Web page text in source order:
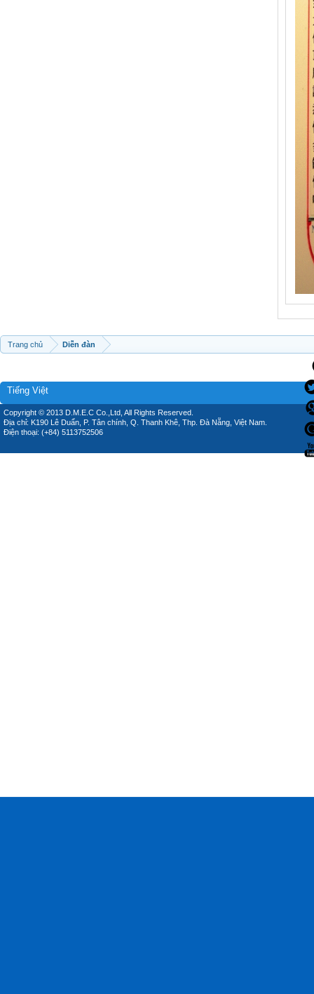
Trang chủ Diễn đàn
Tiếng Việt
Copyright © 2013 D.M.E.C Co.,Ltd, All Rights Reserved.
Địa chỉ: K190 Lê Duẩn, P. Tân chính, Q. Thanh Khê, Thp. Đà Nẵng, Việt Nam.
Điện thoại: (+84) 5113752506